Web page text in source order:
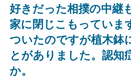
好きだった相撲の中継
家に閉じこもっていま
ついたのですが植木鉢
とがありました。認知
か。